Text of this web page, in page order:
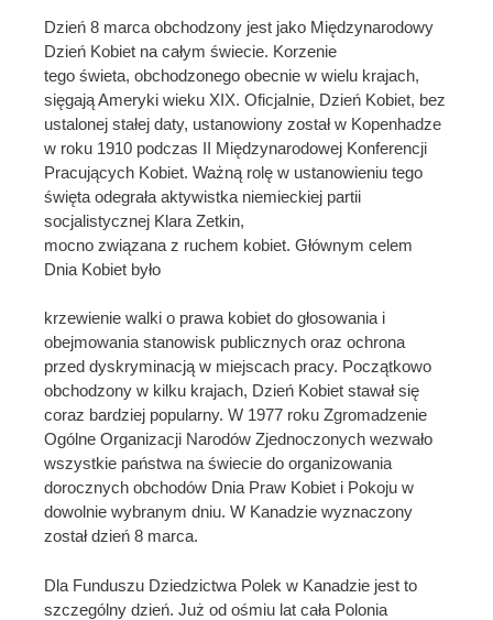
Dzień 8 marca obchodzony jest jako Międzynarodowy
Dzień Kobiet na całym świecie. Korzenie
tego świeta, obchodzonego obecnie w wielu krajach,
sięgają Ameryki wieku XIX. Oficjalnie, Dzień Kobiet, bez
ustalonej stałej daty, ustanowiony został w Kopenhadze
w roku 1910 podczas II Międzynarodowej Konferencji
Pracujących Kobiet. Ważną rolę w ustanowieniu tego
święta odegrała aktywistka niemieckiej partii
socjalistycznej Klara Zetkin,
mocno związana z ruchem kobiet. Głównym celem
Dnia Kobiet było
krzewienie walki o prawa kobiet do głosowania i
obejmowania stanowisk publicznych oraz ochrona
przed dyskryminacją w miejscach pracy. Początkowo
obchodzony w kilku krajach, Dzień Kobiet stawał się
coraz bardziej popularny. W 1977 roku Zgromadzenie
Ogólne Organizacji Narodów Zjednoczonych wezwało
wszystkie państwa na świecie do organizowania
dorocznych obchodów Dnia Praw Kobiet i Pokoju w
dowolnie wybranym dniu. W Kanadzie wyznaczony
został dzień 8 marca.
Dla Funduszu Dziedzictwa Polek w Kanadzie jest to
szczególny dzień. Już od ośmiu lat cała Polonia